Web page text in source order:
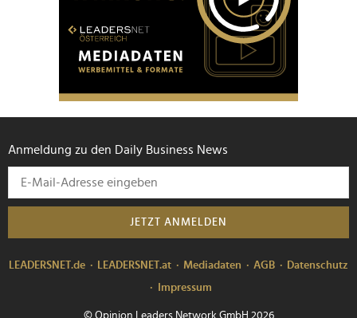
Anmeldung zu den Daily Business News
JETZT ANMELDEN
LEADERSNET.de LEADERSNET.at Mediadaten AGB
Datenschutz
Impressum